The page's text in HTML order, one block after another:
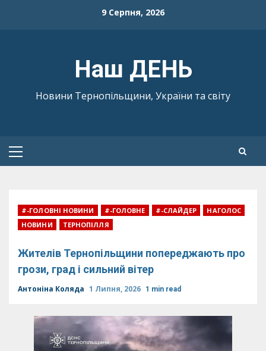
9 Серпня, 2026
Наш ДЕНЬ
Новини Тернопільщини, України та світу
Primary
#-ГОЛОВНІ НОВИНИ #-ГОЛОВНЕ #-СЛАЙДЕР
НАГОЛОС
НОВИНИ
ТЕРНОПІЛЛЯ
Жителів Тернопільщини попереджають про
грози, град і сильний вітер
Антоніна Коляда 1 Липня, 2026 1 min read